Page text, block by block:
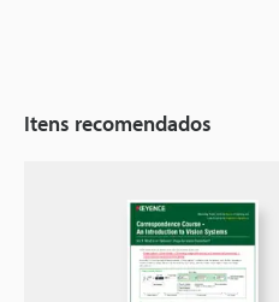
Itens recomendados